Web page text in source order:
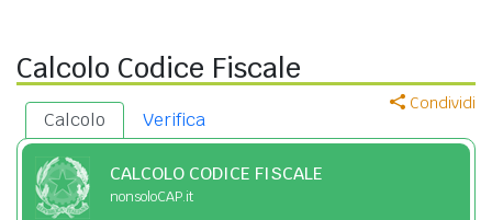
Calcolo Codice Fiscale
Condividi
Calcolo Verifica
CALCOLO CODICE FISCALE
nonsoloCAP.it